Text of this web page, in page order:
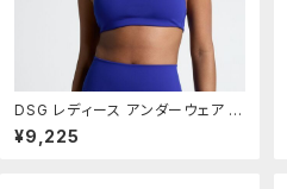
DSG レディース アンダーウェア ブ
ラジャー DSG Womens Momen
tum Low Support Sports Bra
¥9,225